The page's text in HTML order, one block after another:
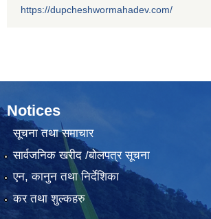
https://dupcheshwormahadev.com/
Notices
सूचना तथा समाचार
सार्वजनिक खरीद /बोलपत्र सूचना
एन, कानुन तथा निर्देशिका
कर तथा शुल्कहरु